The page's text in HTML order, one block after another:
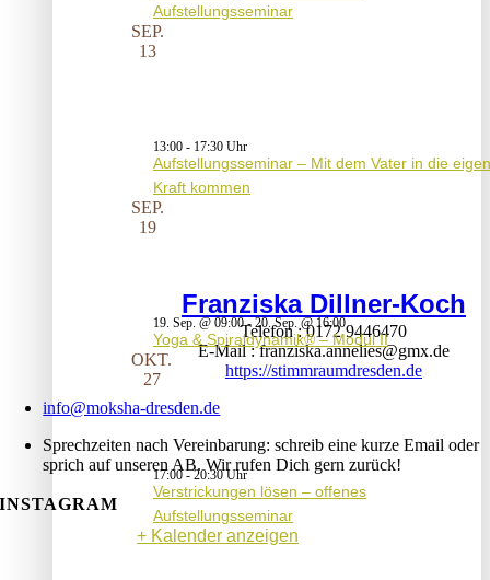
Aufstellungsseminar
SEP.
13
13:00 - 17:30
Aufstellungsseminar – Mit dem Vater in die
Kraft kommen
SEP.
19
19. Sep. @ 09:00- 20. Sep. @ 16:00
Yoga & Spiraldynamik® – Modul II
OKT.
27
17:00-20:30
Verstrickungen lösen – offenes
Aufstellungsseminar
Kalender anzeigen
Franziska Dillner-Koch
Telefon 0172 9446470
E-Mail franziska.annelies@gmx.de
https://stimmraumdresden.de
info@moksha-dresden.de
Sprechzeiten nach Vereinbarung: schreib eine kurze Email oder
sprich auf unseren AB. Wir rufen Dich gern zurück!
INSTAGRAM